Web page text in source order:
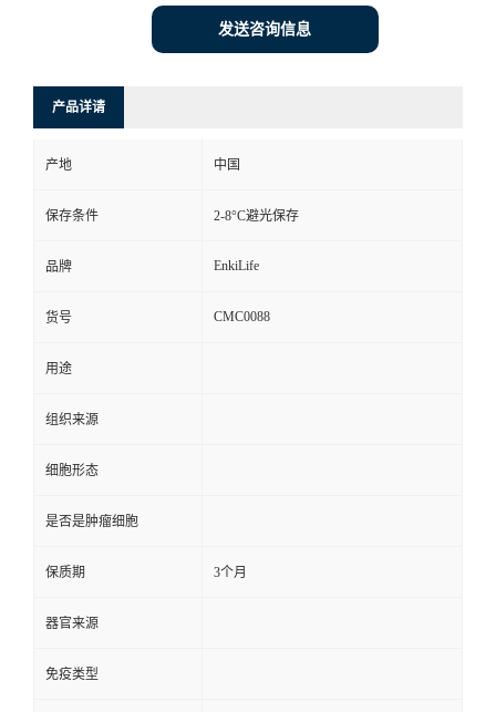
发送咨询信息
产品详请
产地 中国
保存条件 2-8°C避光保存
品牌 EnkiLife
货号 CMC0088
用途
组织来源
细胞形态
是否是肿瘤细胞
保质期 3个月
器官来源
免疫类型